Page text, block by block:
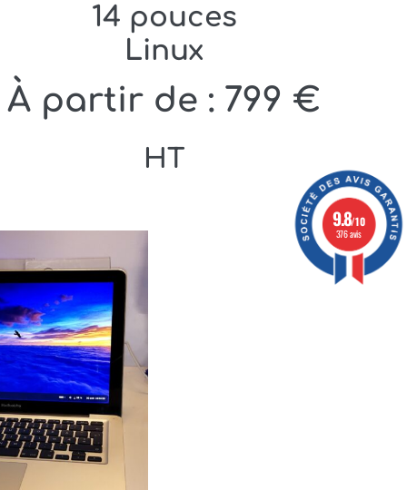
14 pouces
Linux
À partir de : 799 €
HT
9.8/10
376 avis